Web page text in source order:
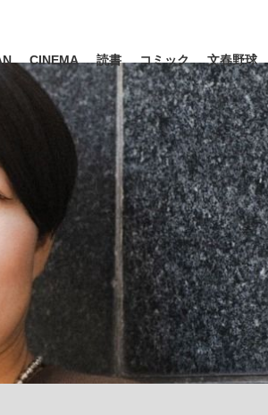
インタビュー 読書
気のまま解散」WBC日本代表“敗戦”の真実
観る将棋、読む将棋
CINEMA 読書 コミック 文春野球
二 #内田有紀
#松田聖子